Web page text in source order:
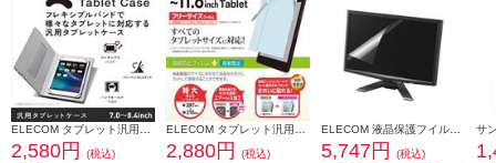
2,580円
(税込)
2,880円
(税込)
5,747円 (税込)